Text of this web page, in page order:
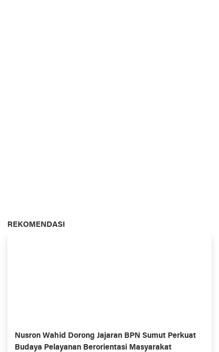
REKOMENDASI
Nusron Wahid Dorong Jajaran BPN Sumut Perkuat
Budaya Pelayanan Berorientasi Masyarakat